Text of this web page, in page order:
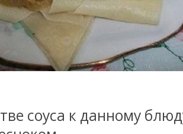
соуса к данному